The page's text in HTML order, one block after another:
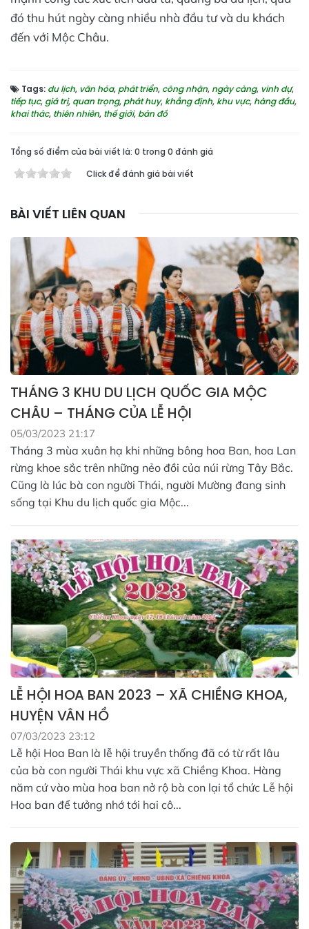
đó thu hút ngày càng nhiều nhà đầu tư và du khách
đến với Mộc Châu.
Tags: du lịch, văn hóa, phát triển, công nhận, ngày càng, vinh dự,
tiếp tục, giá trị, quan trọng, phát huy, khẳng định, khu vực, hàng đầu,
khai thác, thiên nhiên, thế giới, bản đồ
Tổng số điểm của bài viết là: 0 trong 0 đánh giá
Click để đánh giá bài viết
BÀI VIẾT LIÊN QUAN
THÁNG 3 KHU DU LỊCH QUỐC GIA MỘC
CHÂU – THÁNG CỦA LỄ HỘI
05/03/2023 21:17
Tháng 3 mùa xuân hạ khi những bông hoa Ban, hoa Lan
rừng khoe sắc trên những nẻo đồi của núi rừng Tây Bắc.
Cũng là lúc bà con người Thái, người Mường đang sinh
sống tại Khu du lịch quốc gia Mộc...
LỄ HỘI HOA BAN 2023 – XÃ CHIỀNG KHOA,
HUYỆN VÂN HỒ
07/03/2023 23:12
Lễ hội Hoa Ban là lễ hội truyền thống đã có từ rất lâu
của bà con người Thái khu vực xã Chiềng Khoa. Hàng
năm cứ vào mùa hoa ban nở rộ bà con lại tổ chức Lễ hội
Hoa ban để tưởng nhớ tới hai cô...